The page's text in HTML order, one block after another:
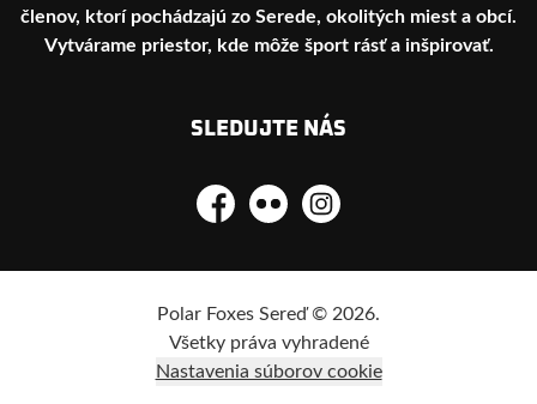
členov, ktorí pochádzajú zo Serede, okolitých miest a obcí.
Vytvárame priestor, kde môže šport rásť a inšpirovať.
SLEDUJTE NÁS
FacebookFlickr Instagram
Polar Foxes Sereď © 2026.
Všetky práva vyhradené
Nastavenia súborov cookie